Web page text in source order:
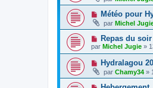
Météo pour
par Michel
Repas du
par Michel Jugie »
Hydralagou
par Chamy34 »